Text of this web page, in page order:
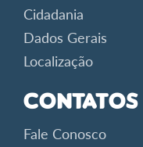
Cidadania
Dados Gerais
Localização
Contatos
Fale Conosco